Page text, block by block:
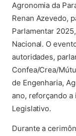
Agronomia da
Renan Azevedo,
Parlamentar
Nacional. O
autoridades,
Confea/Crea/
de Engenharia,
ano, reforçando a
Legislativo.
Durante a